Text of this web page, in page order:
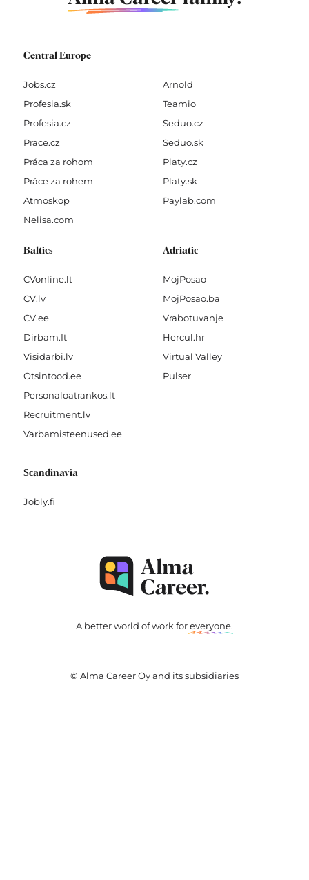
Central Europe
Jobs.cz
Profesia.sk
Profesia.cz
Prace.cz
Práca za rohom
Práce za rohem
Atmoskop
Nelisa.com
Arnold
Teamio
Seduo.cz
Seduo.sk
Platy.cz
Platy.sk
Paylab.com
Baltics
CVonline.lt
CV.lv
CV.ee
Dirbam.It
Visidarbi.lv
Otsintood.ee
Personaloatrankos.lt
Recruitment.lv
Varbamisteenused.ee
Adriatic
MojPosao
MojPosao.ba
Vrabotuvanje
Hercul.hr
Virtual Valley
Pulser
Scandinavia
Jobly.fi
A better world of work foreveryone.
© Alma Career Oy and its subsidiaries